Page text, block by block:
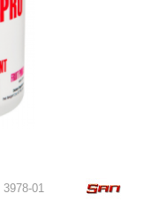
3978-01